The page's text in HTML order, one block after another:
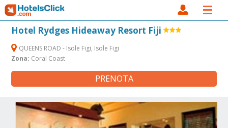
Hotel Rydges Hideaway Resort Fiji
QUEENS ROAD - Isole Figi, Isole Figi
Zona: Coral Coast
PRENOTA